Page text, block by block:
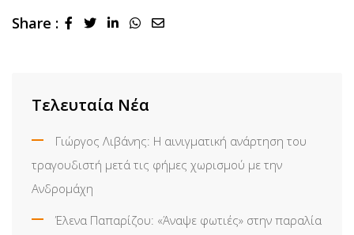
Share : LinkedInWhatsapp
Share
Τελευταία Νέα
Γιώργος Λιβάνης: Η αινιγματική ανάρτηση του
τραγουδιστή μετά τις φήμες χωρισμού με την
Ανδρομάχη
Έλενα Παπαρίζου: «Άναψε φωτιές» στην παραλία